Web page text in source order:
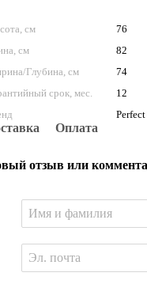
см
76
см
82
Глубина, см
74
срок, мес.
12
Оплата
отзыв или